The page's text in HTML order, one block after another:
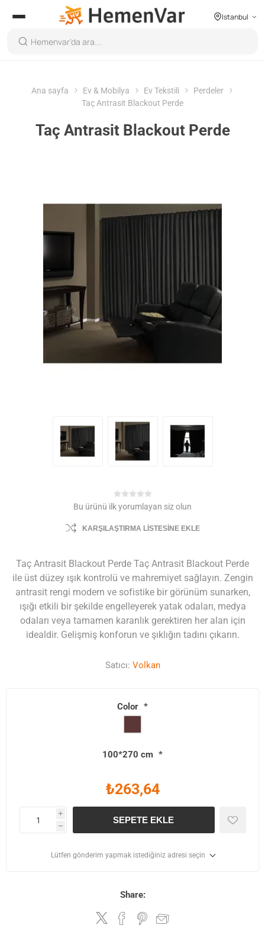
Istanbul
Ana sayfa Ev & Mobilya Ev Tekstili
Perdeler
Taç Antrasit Blackout Perde
Taç Antrasit Blackout Perde
Bu ürünü ilk yorumlayan siz olun
KARŞILAŞTIRMA LISTESINE EKLE
Taç Antrasit Blackout Perde Taç Antrasit Blackout Perde
ile üst düzey ışık kontrolü ve mahremiyet sağlayın. Zengin
antrasit rengi modern ve sofistike bir görünüm sunarken,
ışığı etkili bir şekilde engelleyerek yatak odaları, medya
odaları veya tamamen karanlık gerektiren her alan için
idealdir. Gelişmiş konforun ve şıklığın tadını çıkarın.
Satıcı: Volkan
Color *
100*270 cm *
₺263,64
i
h
SEPETE EKLE
Lütfen gönderim yapmak istediğiniz adresi seçin
Share: